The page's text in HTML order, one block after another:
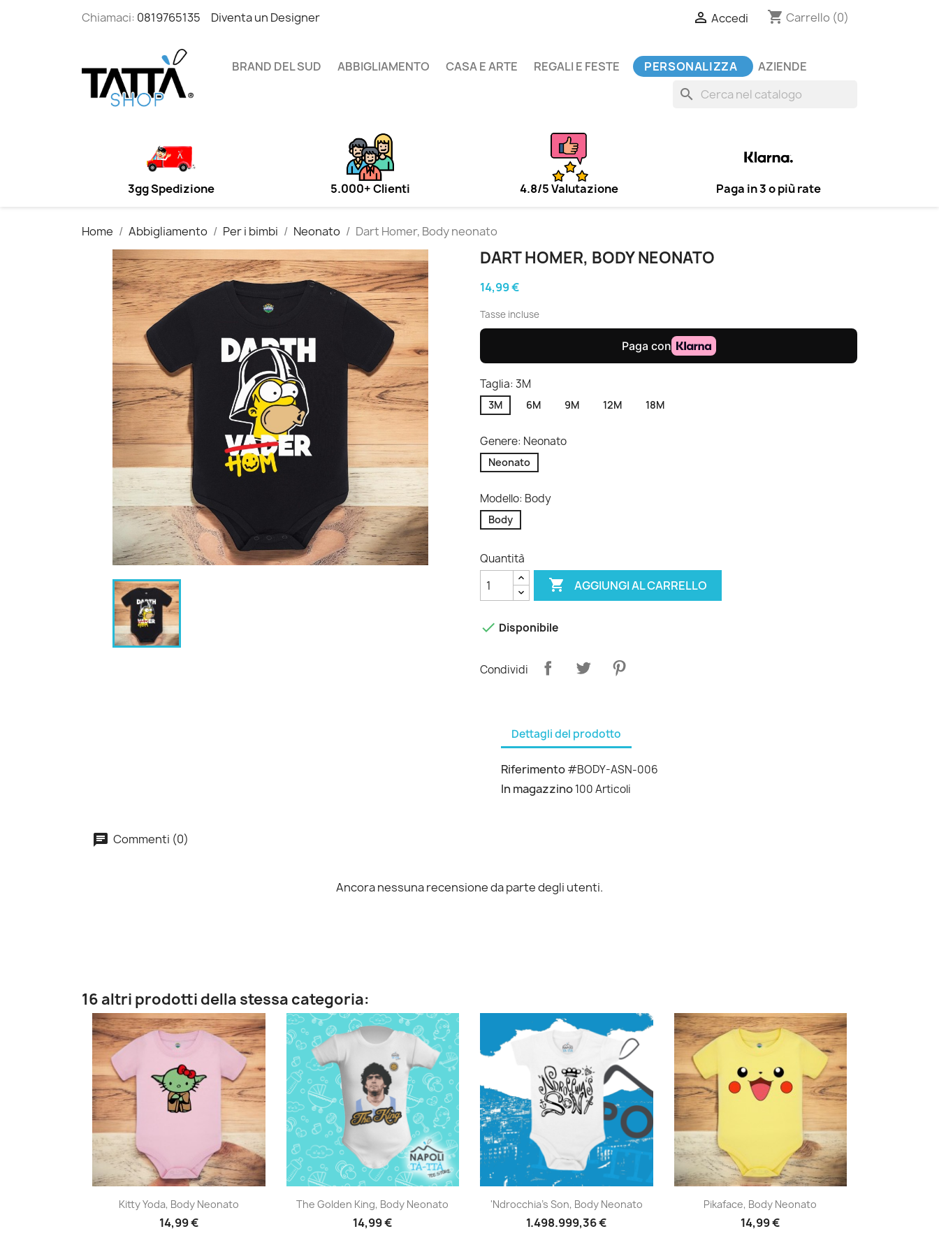
Chiamaci: 0819765135 Diventa un Designer  Accedi shopping_cart Carrello (0)
BRAND DEL SUD ABBIGLIAMENTO CASA E ARTE REGALI E FESTE PERSONALIZZA AZIENDE
search
3gg Spedizione 5.000+ Clienti 4.8/5 Valutazione Paga in 3 o più rate
Home Abbigliamento Per i bimbi Neonato Dart Homer, Body neonato
DART HOMER, BODY NEONATO
14,99 €
Tasse incluse
Taglia: 3M
3M 6M 9M 12M 18M
Genere: Neonato
Neonato
Modello: Body
Body
Quantità
 AGGIUNGI AL CARRELLO
 Disponibile
Condividi
Dettagli del prodotto
Riferimento#BODY-ASN-006
In magazzino100 Articoli
Commenti (0)
Ancora nessuna recensione da parte degli utenti.
16 altri prodotti della stessa categoria:
Anteprima
Kitty Yoda, Body Neonato
14,99 €
Anteprima
The Golden King, Body Neonato
14,99 €
Anteprima
'Ndrocchia's Son, Body Neonato
1.498.999,36 €
Anteprima
Pikaface, Body Neonato
14,99 €